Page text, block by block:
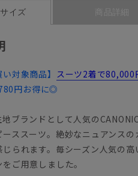
イズ 商品詳細
対象商品】 スーツ2着で80,000
円お得に◎
ブランドとして人気の
ススーツ。絶妙なニュアンス
られます。毎シーズン人気の
ご用意しました。